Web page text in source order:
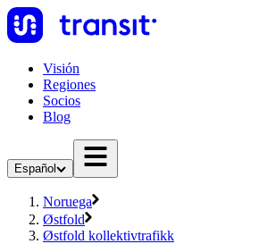
Visión
Regiones
Socios
Blog
Español
Noruega
Østfold
Østfold kollektivtrafikk